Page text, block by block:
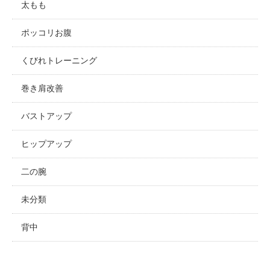
太もも
ポッコリお腹
くびれトレーニング
巻き肩改善
バストアップ
ヒップアップ
二の腕
未分類
背中